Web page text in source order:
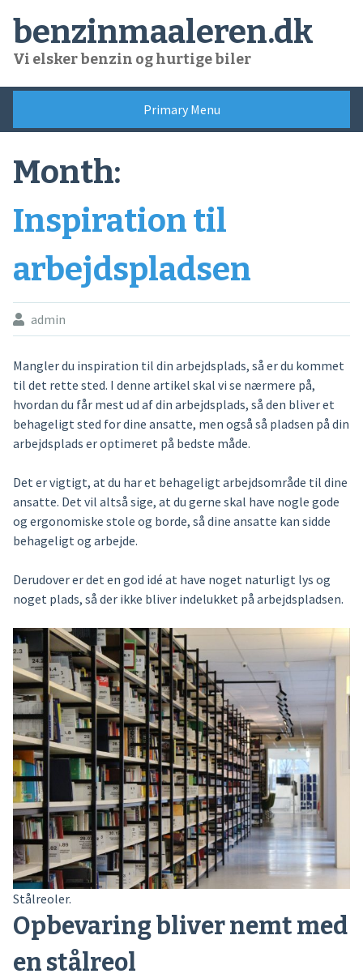
content
benzinmaaleren.dk
Vi elsker benzin og hurtige biler
Primary Menu
Month:
Inspiration til
arbejdspladsen
admin
Mangler du inspiration til din arbejdsplads, så er du kommet
til det rette sted. I denne artikel skal vi se nærmere på,
hvordan du får mest ud af din arbejdsplads, så den bliver et
behageligt sted for dine ansatte, men også så pladsen på din
arbejdsplads er optimeret på bedste måde.
Det er vigtigt, at du har et behageligt arbejdsområde til dine
ansatte. Det vil altså sige, at du gerne skal have nogle gode
og ergonomiske stole og borde, så dine ansatte kan sidde
behageligt og arbejde.
Derudover er det en god idé at have noget naturligt lys og
noget plads, så der ikke bliver indelukket på arbejdspladsen.
Stålreoler.
Opbevaring bliver nemt med
en stålreol